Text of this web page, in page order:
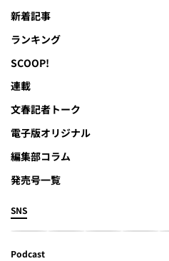
新着記事
ランキング
SCOOP!
連載
文春記者トーク
電子版オリジナル
編集部コラム
発売号一覧
SNS
Podcast